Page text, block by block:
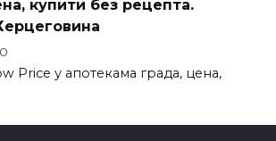
купити без рецепта.
Price у апотекама града, цена,